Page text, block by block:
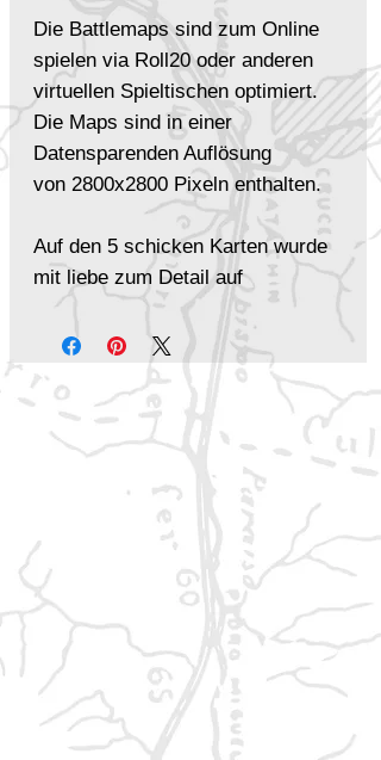
Die Battlemaps sind zum Online
spielen via Roll20 oder anderen
virtuellen Spieltischen optimiert.
Die Maps sind in einer
Datensparenden Auflösung
von 2800x2800 Pixeln enthalten.
Auf den 5 schicken Karten wurde
mit liebe zum Detail auf
Spielbarkeit geachtet. Alle Karten
gibt es als Tag oder Nacht
Variante. Auch an Regen oder
klarer Tag und mit Grid oder ohne,
wurde gedacht. Insgesamt sind es
40 Karten.